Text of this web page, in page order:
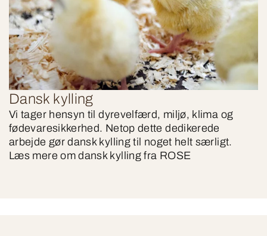
Dansk kylling
Vi tager hensyn til dyrevelfærd, miljø, klima og
fødevaresikkerhed. Netop dette dedikerede
arbejde gør dansk kylling til noget helt særligt.
Læs mere om dansk kylling fra ROSE